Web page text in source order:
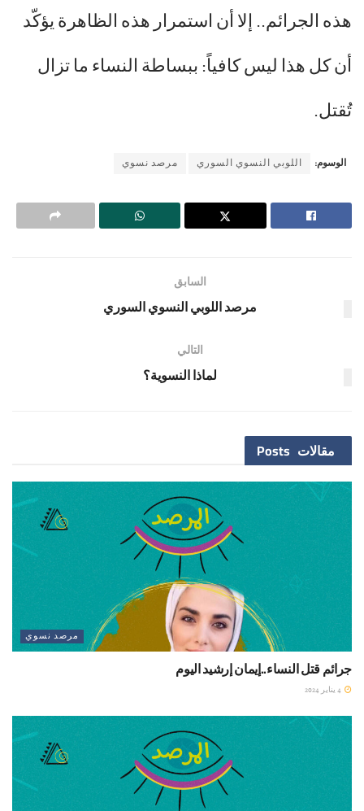
هذه الجرائم.. إلا أن استمرار هذه الظاهرة يؤكّد
أن كل هذا ليس كافياً: ببساطة النساء ما تزال
تُقتل.
الوسوم: اللوبي النسوي السوري مرصد نسوي
السابق
مرصد اللوبي النسوي السوري
التالي
لماذا النسوية؟
مقالات
مرصد نسوي
جرائم قتل النساء..إيمان إرشيد اليوم